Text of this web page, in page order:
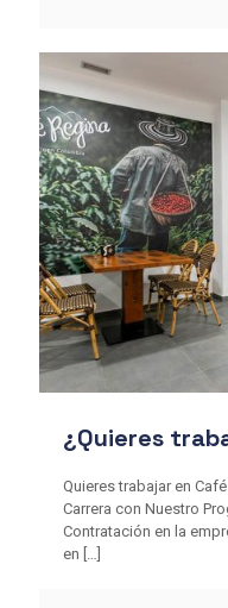
¿Quieres
Quieres trabajar en
Carrera con Nuestro
Contratación en la
en […]